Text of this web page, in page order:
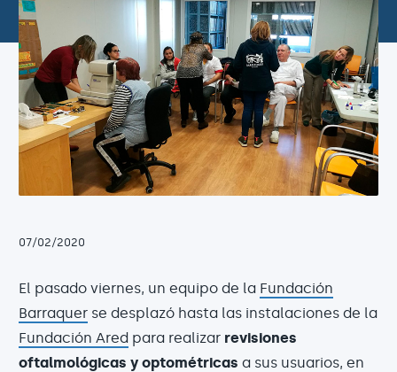
07/02/2020
El pasado viernes, un equipo de la Fundación
Barraquer se desplazó hasta las instalaciones de la
Fundación Ared para realizar revisiones
oftalmológicas y optométricas a sus usuarios, en